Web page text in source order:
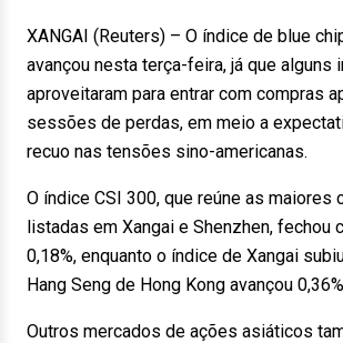
XANGAI (Reuters) – O índice de blue
avançou nesta terça-feira, já que alguns
aproveitaram para entrar com compras
sessões de perdas, em meio a
recuo nas tensões sino-americanas.
O índice CSI 300, que reúne as maiores
listadas em Xangai e Shenzhen, fechou
0,18%, enquanto o índice de Xangai
Hang Seng de Hong Kong avançou
Outros mercados de ações asiáticos